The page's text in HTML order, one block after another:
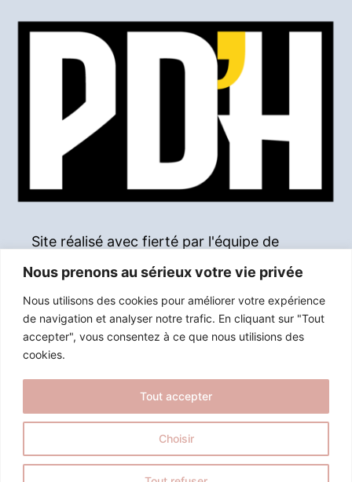
Nous prenons au sérieux votre vie privée
Nous utilisons des cookies pour améliorer votre expérience
de navigation et analyser notre trafic. En cliquant sur "Tout
accepter", vous consentez à ce que nous utilisions des
cookies.
Choisir
Tout accepter
Site réalisé avec fierté par l'équipe de
Paroles d'Honneur